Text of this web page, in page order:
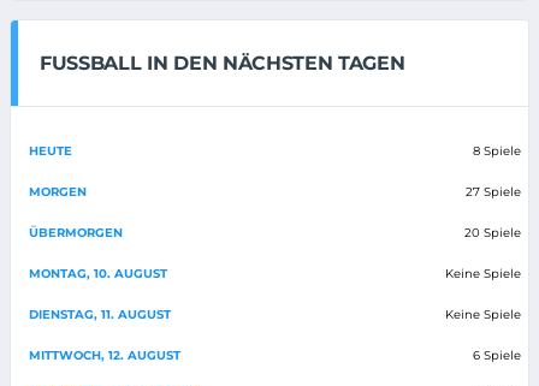
FUSSBALL IN DEN NÄCHSTEN TAGEN
HEUTE 8 Spiele
MORGEN 27 Spiele
ÜBERMORGEN 20 Spiele
MONTAG, 10. AUGUST Keine Spiele
DIENSTAG, 11. AUGUST Keine Spiele
MITTWOCH, 12. AUGUST 6 Spiele